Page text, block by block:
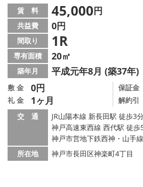
会社概要
メールでお問い合わせ
賃 料 45,000円
共益費 0円
間取り 1R
専有面積 20㎡
築年月 平成元年8月 (築37年)
敷 金 0円
礼 金 1ヶ月
保証金
解約引
交 通
JR山陽本線 新長田駅 徒歩3
神戸高速東西線 西代駅 徒歩
神戸市営地下鉄西神・山手
所在地
神戸市長田区神楽町4丁目